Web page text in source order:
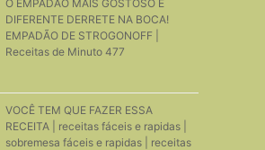
O EMPADÃO MAIS GOSTOSO E
DIFERENTE DERRETE NA BOCA!
EMPADÃO DE STROGONOFF |
Receitas de Minuto 477
VOCÊ TEM QUE FAZER ESSA
RECEITA | receitas fáceis e rapidas |
sobremesa fáceis e rapidas | receitas